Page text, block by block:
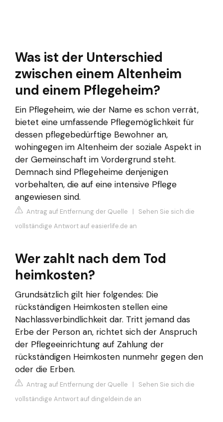
Was ist der Unterschied
zwischen einem Altenheim
und einem Pflegeheim?
Ein Pflegeheim, wie der Name es schon verrät,
bietet eine umfassende Pflegemöglichkeit für
dessen pflegebedürftige Bewohner an,
wohingegen im Altenheim der soziale Aspekt in
der Gemeinschaft im Vordergrund steht.
Demnach sind Pflegeheime denjenigen
vorbehalten, die auf eine intensive Pflege
angewiesen sind.
Antrag auf Entfernung der Quelle | Sehen Sie sich die
vollständige Antwort auf easierlife.de an
Wer zahlt nach dem Tod
heimkosten?
Grundsätzlich gilt hier folgendes: Die
rückständigen Heimkosten stellen eine
Nachlassverbindlichkeit dar. Tritt jemand das
Erbe der Person an, richtet sich der Anspruch
der Pflegeeinrichtung auf Zahlung der
rückständigen Heimkosten nunmehr gegen den
oder die Erben.
Antrag auf Entfernung der Quelle | Sehen Sie sich die
vollständige Antwort auf dingeldein.de an